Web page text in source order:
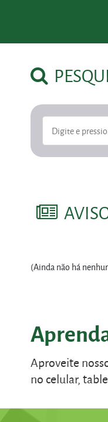
(Ainda não há
Aproveite
no celular,